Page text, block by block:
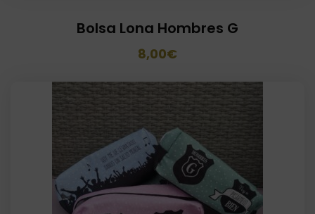
Bolsa Lona Hombres G
El
original
era:
12,00€.
8,00€El
actual
8,00€.